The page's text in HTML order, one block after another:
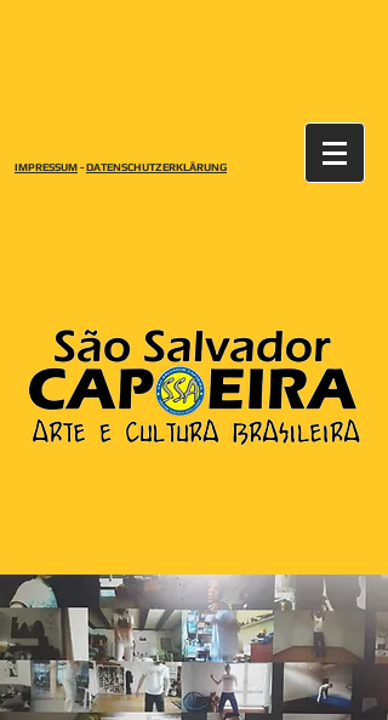
IMPRESSUM -DATENSCHUTZERKLÄRUNG